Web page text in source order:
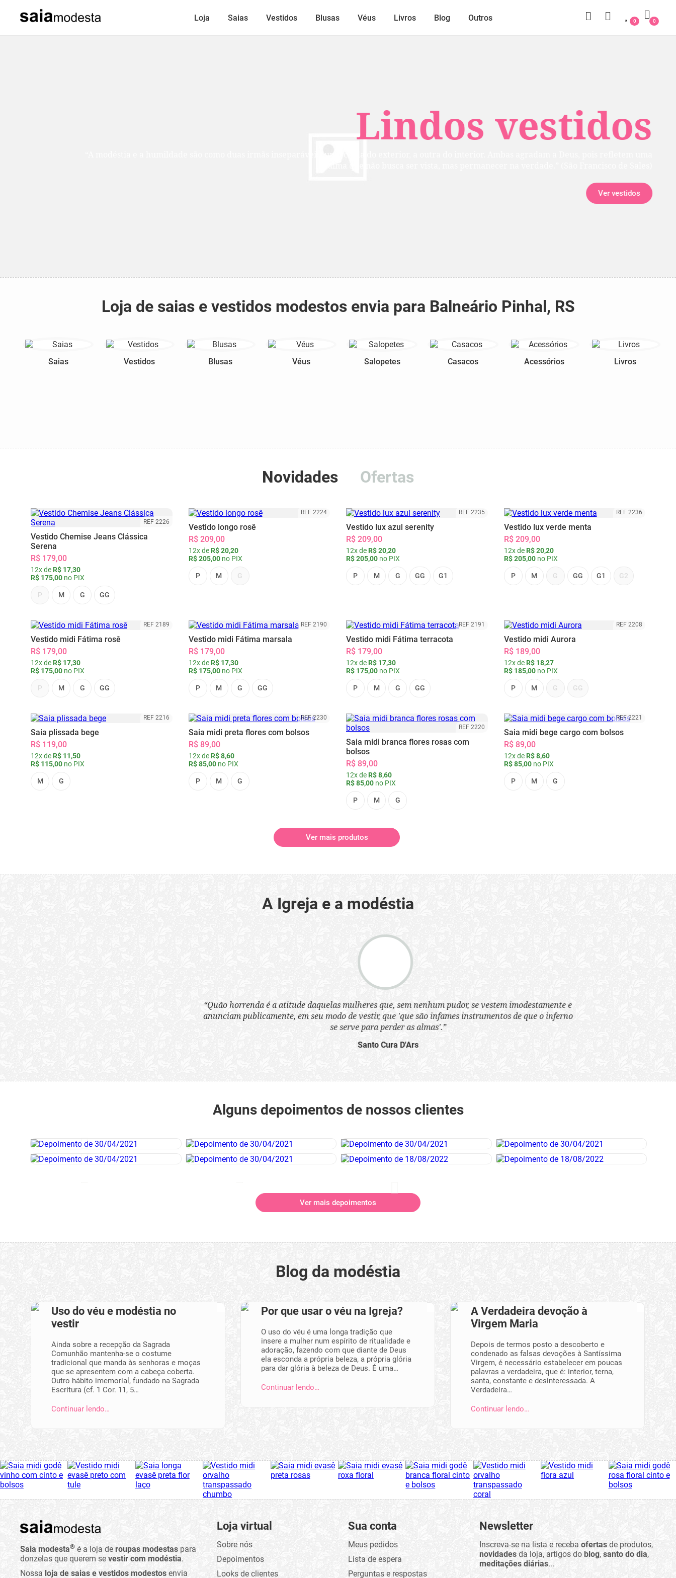
Lindos vestidos
Ver vestidos
Loja Saias Vestidos Blusas Véus Livros Blog Outros 0
0
Loja de saias e vestidos modestos envia para Balneário Pinhal, RS
Saias Vestidos Blusas Véus Salopetes Casacos Acessórios Livros
Novidades Ofertas
REF 2226
Vestido Chemise Jeans Clássica
Serena
R$ 179,00
12x de R$ 17,30
R$ 175,00 no PIX
P M G GG
REF 2224
Vestido longo rosê
R$ 209,00
12x de R$ 20,20
R$ 205,00no PIX
P M G
REF 2235
Vestido lux azul serenity
R$ 209,00
12x de R$ 20,20
R$ 205,00 no PIX
P M G GG G1
REF 2236
Vestido lux verde menta
R$ 209,00
12x de R$ 20,20
R$ 205,00no PIX
P M G GG G1 G2
REF 2189
Vestido midi Fátima rosê
R$ 179,00
12x de R$ 17,30
R$ 175,00 no PIX
P M G GG
REF 2190
Vestido midi Fátima marsala
R$ 179,00
12x de R$ 17,30
R$ 175,00no PIX
P M G GG
REF 2191
Vestido midi Fátima terracota
R$ 179,00
12x de R$ 17,30
R$ 175,00 no PIX
P M G GG
REF 2208
Vestido midi Aurora
R$ 189,00
12x de R$ 18,27
R$ 185,00no PIX
P M G GG
REF 2216
Saia plissada bege
R$ 119,00
12x de R$ 11,50
R$ 115,00 no PIX
M G
REF 2230
Saia midi preta flores com bolsos
R$ 89,00
12x de R$ 8,60
R$ 85,00no PIX
P M G
REF 2220
Saia midi branca flores rosas com
bolsos
R$ 89,00
12x de R$ 8,60
R$ 85,00 no PIX
P M G
REF 2221
Saia midi bege cargo com bolsos
R$ 89,00
12x de R$ 8,60
R$ 85,00no PIX
P M G
Ver mais produtos
A Igreja e a modéstia
“Quão horrenda é a atitude daquelas mulheres que, sem nenhum pudor, se vestem imodestamente e
anunciam publicamente, em seu modo de vestir, que 'que são infames instrumentos de que o inferno
se serve para perder as almas'.”
Santo Cura D'Ars
Alguns depoimentos de nossos clientes
Ver mais depoimentos
Blog da modéstia
Uso do véu e modéstia no
vestir
Ainda sobre a recepção da Sagrada
Comunhão mantenha-se o costume
tradicional que manda às senhoras e moças
que se apresentem com a cabeça coberta.
Outro hábito imemorial, fundado na Sagrada
Escritura (cf. 1 Cor. 11, 5…
Continuar lendo…
Por que usar o véu na Igreja?
O uso do véu é uma longa tradição que
insere a mulher num espírito de ritualidade e
adoração, fazendo com que diante de Deus
ela esconda a própria beleza, a própria glória
para dar glória à beleza de Deus. É uma…
Continuar lendo…
A Verdadeira devoção à
Virgem Maria
Depois de termos posto a descoberto e
condenado as falsas devoções à Santíssima
Virgem, é necessário estabelecer em poucas
palavras a verdadeira, que é: interior, terna,
santa, constante e desinteressada. A
Verdadeira…
Continuar lendo…
Saia modesta® é a loja de roupas modestas para
donzelas que querem se vestir com modéstia.
Nossa loja de saias e vestidos modestos envia
Loja virtual
Sobre nós
Depoimentos
Looks de clientes
Sua conta
Meus pedidos
Lista de espera
Perguntas e respostas
Newsletter
Inscreva-se na lista e receba ofertasde produtos,
novidadesda loja, artigos do blog, santo do dia,
meditações diárias...